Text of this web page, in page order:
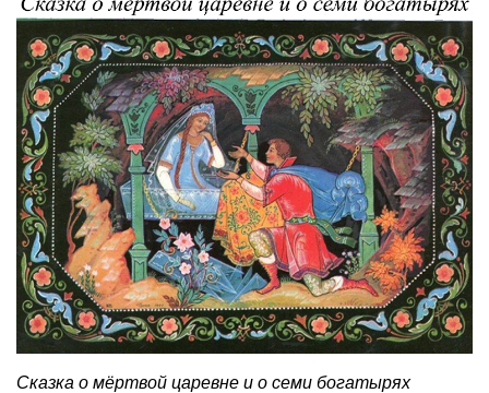
Сказка о мёртвой царевне и о семи богатырях